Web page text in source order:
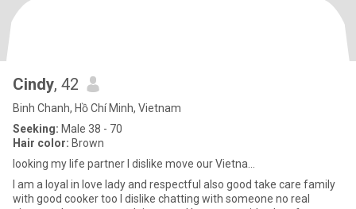
Cindy, 42
Binh Chanh, Hồ Chí Minh, Vietnam
Seeking: Male 38 - 70
Hair color: Brown
looking my life partner I dislike move our Vietna...
with good cooker too I dislike chatting with someone no real